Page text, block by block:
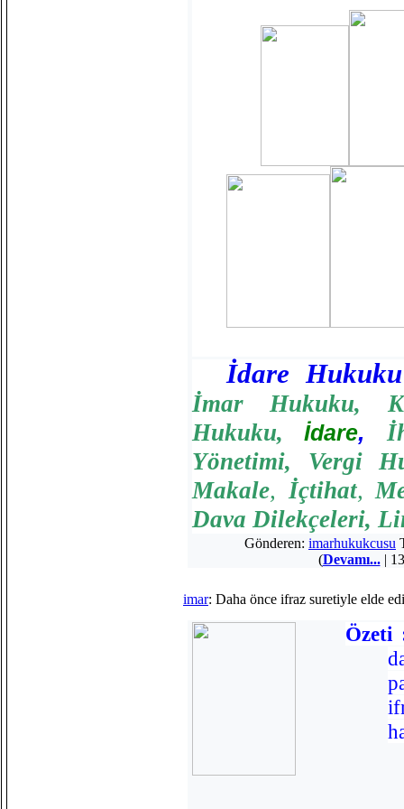
İdare
İmar Hukuku,
Hukuku, İdare,
Yönetimi, Vergi
Makale, İçtihat,
Dava Dilekçeleri,
Gönderen: imarhukukcusu
(Devamı...|
imar: Daha önce ifraz suretiyle elde